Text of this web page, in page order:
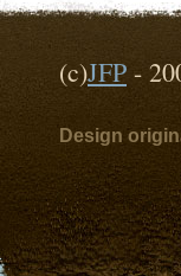
(c)JFP -
Design